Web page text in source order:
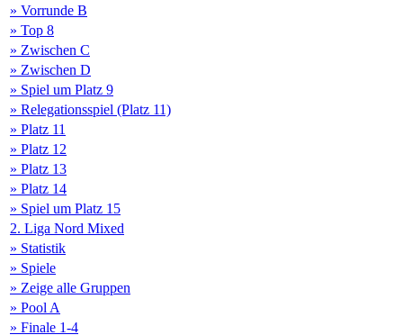
» Vorrunde B
» Top 8
» Zwischen C
» Zwischen D
» Spiel um Platz 9
» Relegationsspiel (Platz 11)
» Platz 11
» Platz 12
» Platz 13
» Platz 14
» Spiel um Platz 15
2. Liga Nord Mixed
» Statistik
» Spiele
» Zeige alle Gruppen
» Pool A
» Finale 1-4